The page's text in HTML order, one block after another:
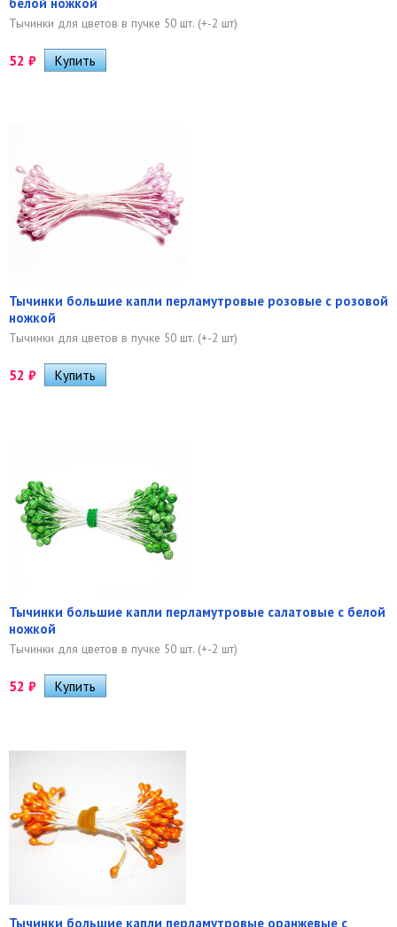
Тычинки для цветов в пучке 50 шт. (+-2 шт)
52 ₽
Тычинки большие капли перламутровые розовые с розовой
ножкой
Тычинки для цветов в пучке 50 шт. (+-2 шт)
52 ₽
Тычинки большие капли перламутровые салатовые с белой
ножкой
Тычинки для цветов в пучке 50 шт. (+-2 шт)
52 ₽
Тычинки большие капли перламутровые оранжевые с